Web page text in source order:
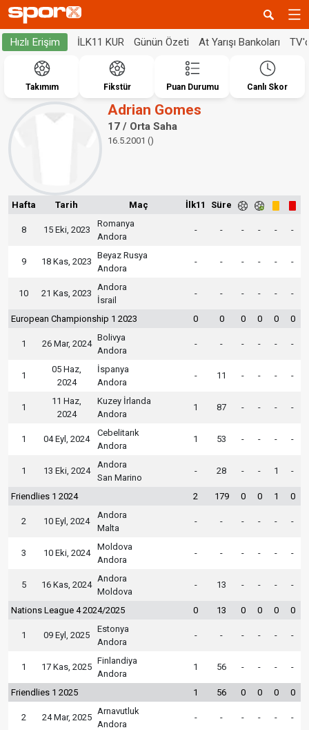
Hızlı Erişim İLK11 KUR Günün Özeti At Yarışı Bankoları
Takımım Fikstür Puan Durumu Canlı Skor
Adrian Gomes
17 / Orta Saha
16.5.2001 ()
Hafta Tarih Maç İlk11 Süre
8 15 Eki, 2023
Romanya
Andora
- - - - - -
9 18 Kas, 2023
Beyaz Rusya
Andora
- - - - - -
10 21 Kas, 2023
Andora
İsrail
- - - - - -
European Championship 1 2023 0 0 0 0 0 0
1 26 Mar, 2024
Bolivya
Andora
- - - - - -
1
05 Haz,
2024
İspanya
Andora
- 11 - - - -
1
11 Haz,
2024
Kuzey İrlanda
Andora
1 87 - - - -
1 04 Eyl, 2024
Cebelitarık
Andora
1 53 - - - -
1 13 Eki, 2024
Andora
San Marino
- 28 - - 1 -
Friendlies 1 2024 2 179 0 0 1 0
2 10 Eyl, 2024
Andora
Malta
- - - - - -
3 10 Eki, 2024
Moldova
Andora
- - - - - -
5 16 Kas, 2024
Andora
Moldova
- 13 - - - -
Nations League 4 2024/2025 0 13 0 0 0 0
1 09 Eyl, 2025
Estonya
Andora
- - - - - -
1 17 Kas, 2025
Finlandiya
Andora
1 56 - - - -
Friendlies 1 2025 1 56 0 0 0 0
2 24 Mar, 2025
Arnavutluk
Andora
- - - - - -